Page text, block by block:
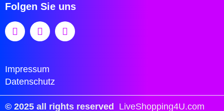
Folgen Sie uns
Impressum
Datenschutz
© 2025 all rights reserved LiveShopping4U.com